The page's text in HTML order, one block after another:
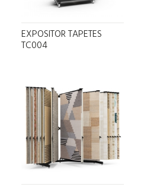
EXPOSITOR TAPETES
TC004